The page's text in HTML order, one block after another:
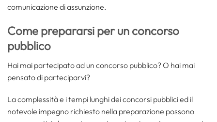
comunicazione di assunzione.
Come prepararsi per un concorso
pubblico
Hai mai partecipato ad un concorso pubblico? O hai mai
pensato di parteciparvi?
La complessità e i tempi lunghi dei concorsi pubblici ed il
notevole impegno richiesto nella preparazione possono